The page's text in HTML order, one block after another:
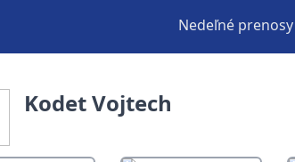
Nedeľné prenosy
Kodet Vojtech